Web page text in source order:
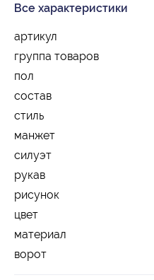
Все характеристики
артикул
группа товаров
пол
состав
стиль
манжет
силуэт
рукав
рисунок
цвет
материал
ворот